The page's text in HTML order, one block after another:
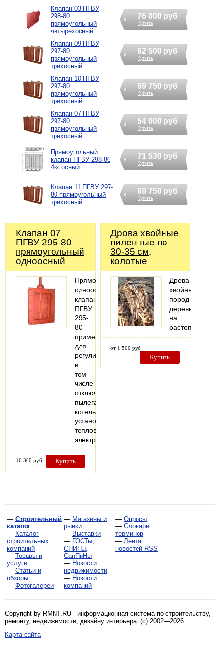
Клапан 03 ПГВУ
298-80
прямоугольный
четырехосный
76 000 руб
Купить
Клапан 09 ПГВУ
297-80
прямоугольный
трехосный
62 500 руб
Купить
Клапан 10 ПГВУ
297-80
прямоугольный
трехосный
69 750 руб
Купить
Клапан 07 ПГВУ
297-80
прямоугольный
трехосный
54 000 руб
Купить
Прямоугольный
клапан ПГВУ 298-80
4-х осный
71 530 руб
Купить
Клапан 11 ПГВУ 297-
80 прямоугольный
трехосный
69 750 руб
Купить
Клапан 07
ПГВУ 295-80
прямоугольный
одноосный
Прямоугольный
одноосный
клапан
ПГВУ
295-
80
применяется
для
регулирования,
в
том
числе
отключения
пылегазовоздухопроводов
котельных
установок
тепловых
электростанций…
16 300 руб Купить
Дрова хвойные
пиленные по
30-35 см,
колотые
Дрова
хвойных
пород
деревьев
на
растопку
от 1 500 руб
Купить
— Строительный
каталог
— Каталог
строительных
компаний
— Товары и
услуги
— Статьи и
обзоры
— Фотогалереи
— Магазины и
рынки
— Выставки
— ГОСТы,
СНИПы,
СанПиНы
— Новости
недвижимости
— Новости
компаний
— Опросы
— Словари
терминов
— Лента
новостей RSS
Copyright by RMNT.RU - информационная система по строительству,
ремонту, недвижимости, дизайну интерьера . (c) 2002—2026
Карта сайта